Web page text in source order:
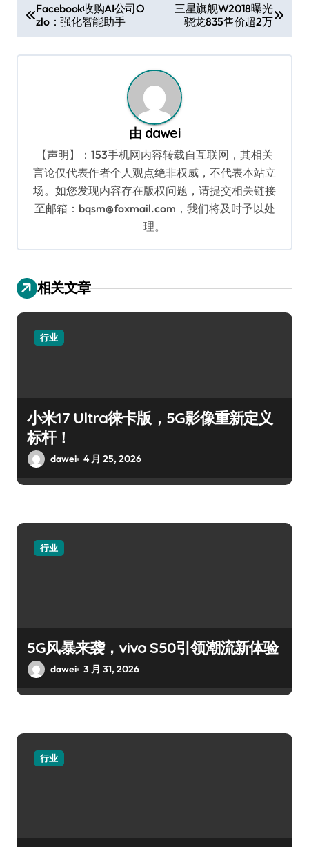
章
导
Facebook收购AI公司O
zlo：强化智能助手
三星旗舰W2018曝光
骁龙835售价超2万
由 dawei
【声明】：153手机网内容转载自互联网，其相关
言论仅代表作者个人观点绝非权威，不代表本站立
场。如您发现内容存在版权问题，请提交相关链接
至邮箱：bqsm@foxmail.com，我们将及时予以处
理。
相关文章
行业
小米17 Ultra徕卡版，5G影像重新定义
标杆！
dawei 4 月 25, 2026
行业
5G风暴来袭，vivo S50引领潮流新体验
dawei 3 月 31, 2026
行业